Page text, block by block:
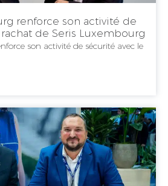
renforce son activité de
de Seris Luxembourg
son activité de sécurité avec le